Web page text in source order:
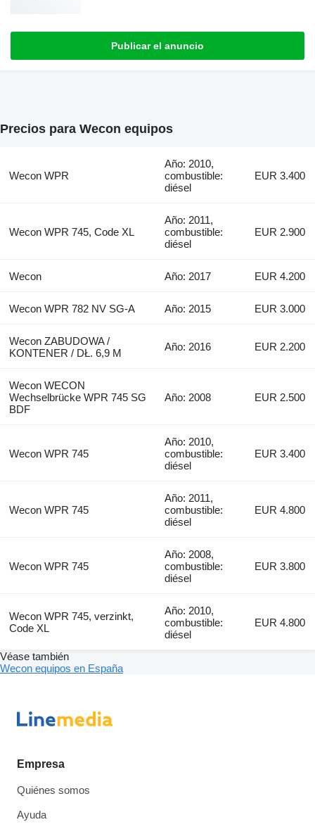
Publicar el anuncio
Precios para Wecon equipos
Wecon WPR
Año: 2010,
combustible:
diésel
EUR 3.400
Wecon WPR 745, Code XL
Año: 2011,
combustible:
diésel
EUR 2.900
Wecon Año: 2017 EUR 4.200
Wecon WPR 782 NV SG-A Año: 2015 EUR 3.000
Wecon ZABUDOWA /
KONTENER / DŁ. 6,9 M
Año: 2016 EUR 2.200
Wecon WECON
Wechselbrücke WPR 745 SG
BDF
Año: 2008 EUR 2.500
Wecon WPR 745
Año: 2010,
combustible:
diésel
EUR 3.400
Wecon WPR 745
Año: 2011,
combustible:
diésel
EUR 4.800
Wecon WPR 745
Año: 2008,
combustible:
diésel
EUR 3.800
Wecon WPR 745, verzinkt,
Code XL
Año: 2010,
combustible:
diésel
EUR 4.800
Véase también
Wecon equipos en España
Empresa
Quiénes somos
Ayuda